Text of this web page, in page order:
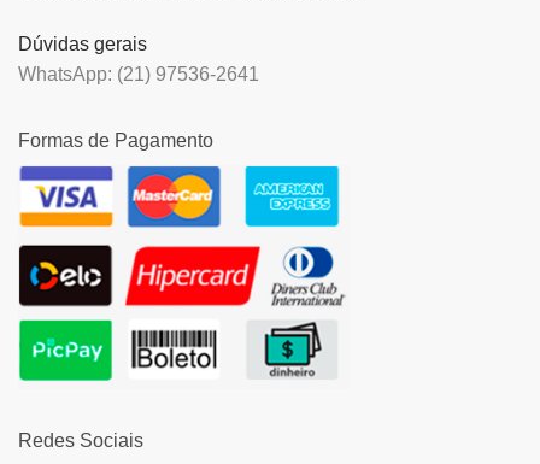
Dúvidas gerais
WhatsApp: (21) 97536-2641
Formas de Pagamento
Redes Sociais